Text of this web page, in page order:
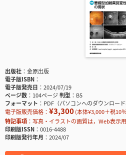
出版社
金原出版
電子版ISBN
電子版発売日
2024/07/19
ページ数
104ページ判型
B5
フォーマット
PDF（パソコンへのダウンロード
電子版販売価格： ¥3,300(本体¥3,000＋税10
特記事項
写真・イラストの画質は，Web表示
印刷版ISSN
0016-4488
印刷版発行年月
2024/07